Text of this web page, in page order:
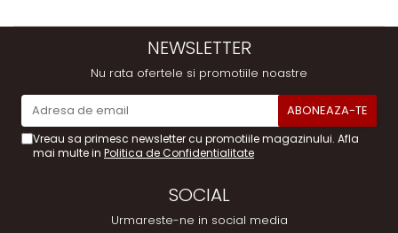
NEWSLETTER
Nu rata ofertele si promotiile noastre
Vreau sa primesc newsletter cu promotiile magazinului. Afla
mai multe in Politica de Confidentialitate
SOCIAL
Urmareste-ne in social media